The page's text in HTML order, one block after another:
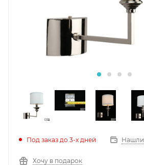
Под заказ до 3-х дней Нашли
Хочу в подарок